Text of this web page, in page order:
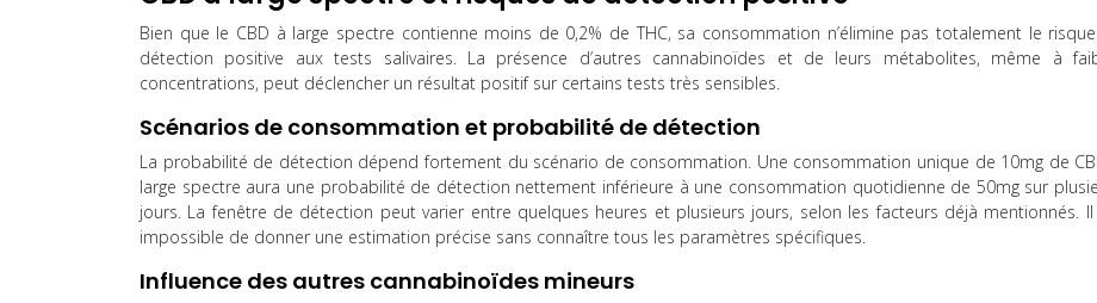
Bien que le CBD à large spectre contienne moins de 0,2% de THC, sa consommation n’élimine pas totalement le
détection positive aux tests salivaires. La présence d’autres cannabinoïdes et de leurs métabolites, même à
concentrations, peut déclencher un résultat positif sur certains tests très sensibles.
Scénarios de consommation et probabilité de détection
La probabilité de détection dépend fortement du scénario de consommation. Une consommation unique de 10mg de
large spectre aura une probabilité de détection nettement inférieure à une consommation quotidienne de 50mg sur
jours. La fenêtre de détection peut varier entre quelques heures et plusieurs jours, selon les facteurs déjà mentionnés.
impossible de donner une estimation précise sans connaître tous les paramètres spécifiques.
Influence des autres cannabinoïdes mineurs